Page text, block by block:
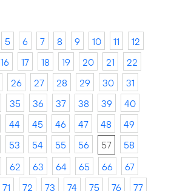
5 6 7 8 9 10 11
12
16 17 18 19 20 21
22
26 27 28 29 30
31
35 36 37 38 39
40
44 45 46 47 48
49
53 54 55 56 57
58
62 63 64 65 66
67
71 72 73 74 75 76
77